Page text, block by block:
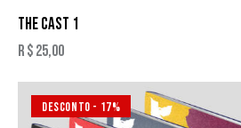
THE CAST 1
R$25,00
DESCONTO - 17%